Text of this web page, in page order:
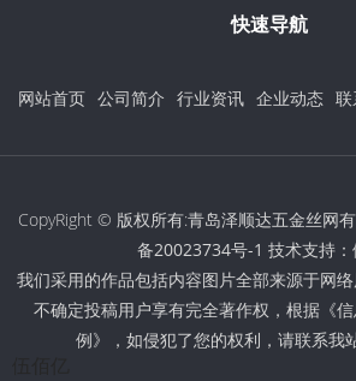
快速导航
网站首页 公司简介 行业资讯 企业动态 联
CopyRight © 版权所有:青岛泽顺达五金丝网
备20023734号-1 技术支持：
我们采用的作品包括内容图片全部来源于网
不确定投稿用户享有完全著作权，根据《
例》，如侵犯了您的权利，请联系我